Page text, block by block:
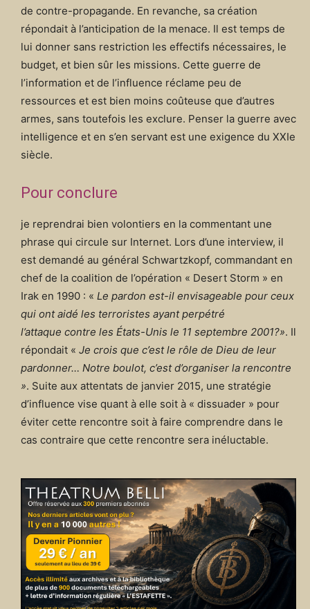
de contre-propagande. En revanche, sa création
répondait à l’anticipation de la menace. Il est temps de
lui donner sans restriction les effectifs nécessaires, le
budget, et bien sûr les missions. Cette guerre de
l’information et de l’influence réclame peu de
ressources et est bien moins coûteuse que d’autres
armes, sans toutefois les exclure. Penser la guerre avec
intelligence et en s’en servant est une exigence du XXIe
siècle.
Pour conclure
je reprendrai bien volontiers en la commentant une
phrase qui circule sur Internet. Lors d’une interview, il
est demandé au général Schwartzkopf, commandant en
chef de la coalition de l’opération « Desert Storm » en
Irak en 1990 : « Le pardon est-il envisageable pour ceux
qui ont aidé les terroristes ayant perpétré
l’attaque contre les États-Unis le 11 septembre 2001?». Il
répondait « Je crois que c’est le rôle de Dieu de leur
pardonner… Notre boulot, c’est d’organiser la rencontre
». Suite aux attentats de janvier 2015, une stratégie
d’influence vise quant à elle soit à « dissuader » pour
éviter cette rencontre soit à faire comprendre dans le
cas contraire que cette rencontre sera inéluctable.